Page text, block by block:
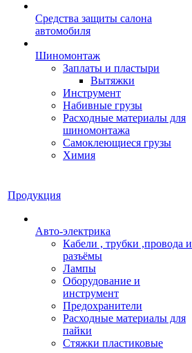
Средства защиты салона
автомобиля
Шиномонтаж
Заплаты и пластыри
Вытяжки
Инструмент
Набивные грузы
Расходные материалы для
шиномонтажа
Самоклеющиеся грузы
Химия
Продукция
Авто-электрика
Кабели , трубки ,провода и
разъёмы
Лампы
Оборудование и
инструмент
Предохранители
Расходные материалы для
пайки
Стяжки пластиковые